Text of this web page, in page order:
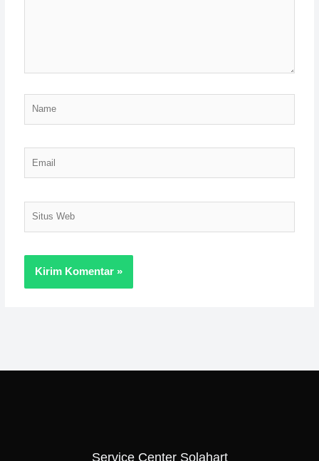
Service Center Solahart